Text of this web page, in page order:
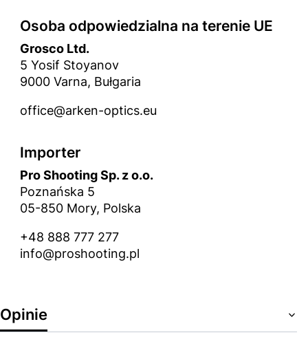
Osoba odpowiedzialna na terenie UE
Grosco Ltd.
5 Yosif Stoyanov
9000 Varna, Bułgaria
office@arken-optics.eu
Importer
Pro Shooting Sp. z o.o.
Poznańska 5
05-850 Mory, Polska
+48 888 777 277
info@proshooting.pl
Opinie